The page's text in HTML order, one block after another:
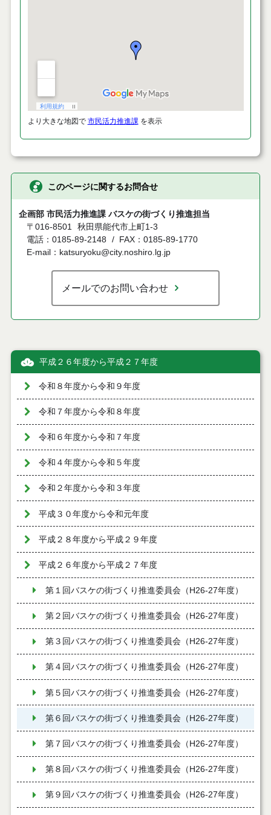
より大きな地図で 市民活力推進課を表示
このページに関するお問合せ
企画部 市民活力推進課 バスケの街づくり推進担当
〒016-8501 秋田県能代市上町1-3
電話：0185-89-2148
FAX：0185-89-1770
E-mail：katsuryoku@city.noshiro.lg.jp
メールでのお問い合わせ
平成２６年度から平成２７年度
令和８年度から令和９年度
令和７年度から令和８年度
令和６年度から令和７年度
令和４年度から令和５年度
令和２年度から令和３年度
平成３０年度から令和元年度
平成２８年度から平成２９年度
平成２６年度から平成２７年度
第１回バスケの街づくり推進委員会（H26-27年度）
第２回バスケの街づくり推進委員会（H26-27年度）
第３回バスケの街づくり推進委員会（H26-27年度）
第４回バスケの街づくり推進委員会（H26-27年度）
第５回バスケの街づくり推進委員会（H26-27年度）
第６回バスケの街づくり推進委員会（H26-27年度）
第７回バスケの街づくり推進委員会（H26-27年度）
第８回バスケの街づくり推進委員会（H26-27年度）
第９回バスケの街づくり推進委員会（H26-27年度）